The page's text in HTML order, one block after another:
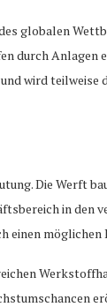
globalen
durch Anlagen
wird
Die
in